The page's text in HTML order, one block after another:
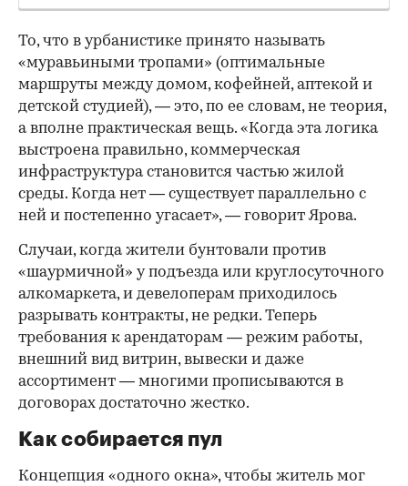
То, что в урбанистике принято называть
«муравьиными тропами» (оптимальные
маршруты между домом, кофейней, аптекой и
детской студией), — это, по ее словам, не теория,
а вполне практическая вещь. «Когда эта логика
выстроена правильно, коммерческая
инфраструктура становится частью жилой
среды. Когда нет — существует параллельно с
ней и постепенно угасает», — говорит Ярова.
Случаи, когда жители бунтовали против
«шаурмичной» у подъезда или круглосуточного
алкомаркета, и девелоперам приходилось
разрывать контракты, не редки. Теперь
требования к арендаторам — режим работы,
внешний вид витрин, вывески и даже
ассортимент — многими прописываются в
договорах достаточно жестко.
Как собирается пул
Концепция «одного окна», чтобы житель мог